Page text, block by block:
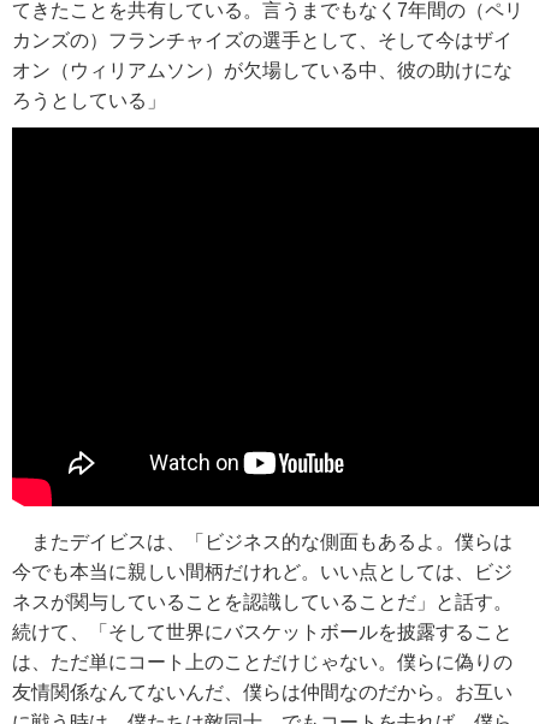
てきたことを共有している。言うまでもなく7年間の（ペリ
カンズの）フランチャイズの選手として、そして今はザイ
オン（ウィリアムソン）が欠場している中、彼の助けにな
ろうとしている」
またデイビスは、「ビジネス的な側面もあるよ。僕らは
今でも本当に親しい間柄だけれど。いい点としては、ビジ
ネスが関与していることを認識していることだ」と話す。
続けて、「そして世界にバスケットボールを披露すること
は、ただ単にコート上のことだけじゃない。僕らに偽りの
友情関係なんてないんだ、僕らは仲間なのだから。お互い